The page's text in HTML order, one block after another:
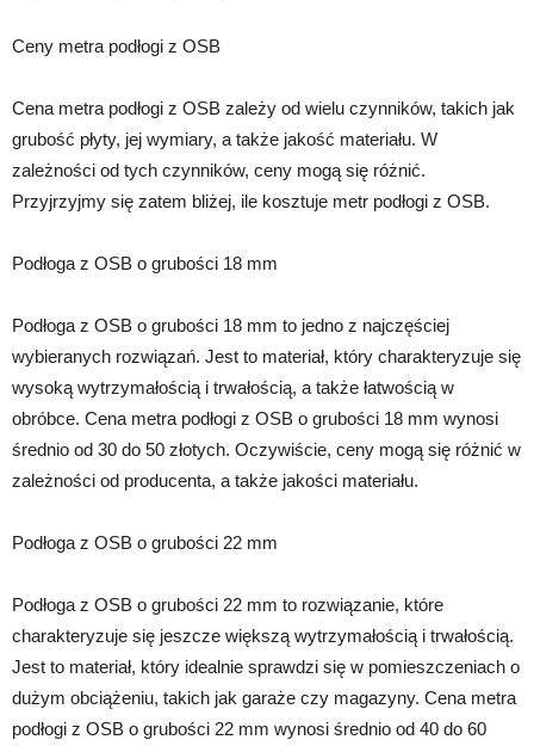
Ceny metra podłogi z OSB
Cena metra podłogi z OSB zależy od wielu czynników, takich jak
grubość płyty, jej wymiary, a także jakość materiału. W
zależności od tych czynników, ceny mogą się różnić.
Przyjrzyjmy się zatem bliżej, ile kosztuje metr podłogi z OSB.
Podłoga z OSB o grubości 18 mm
Podłoga z OSB o grubości 18 mm to jedno z najczęściej
wybieranych rozwiązań. Jest to materiał, który charakteryzuje się
wysoką wytrzymałością i trwałością, a także łatwością w
obróbce. Cena metra podłogi z OSB o grubości 18 mm wynosi
średnio od 30 do 50 złotych. Oczywiście, ceny mogą się różnić w
zależności od producenta, a także jakości materiału.
Podłoga z OSB o grubości 22 mm
Podłoga z OSB o grubości 22 mm to rozwiązanie, które
charakteryzuje się jeszcze większą wytrzymałością i trwałością.
Jest to materiał, który idealnie sprawdzi się w pomieszczeniach o
dużym obciążeniu, takich jak garaże czy magazyny. Cena metra
podłogi z OSB o grubości 22 mm wynosi średnio od 40 do 60